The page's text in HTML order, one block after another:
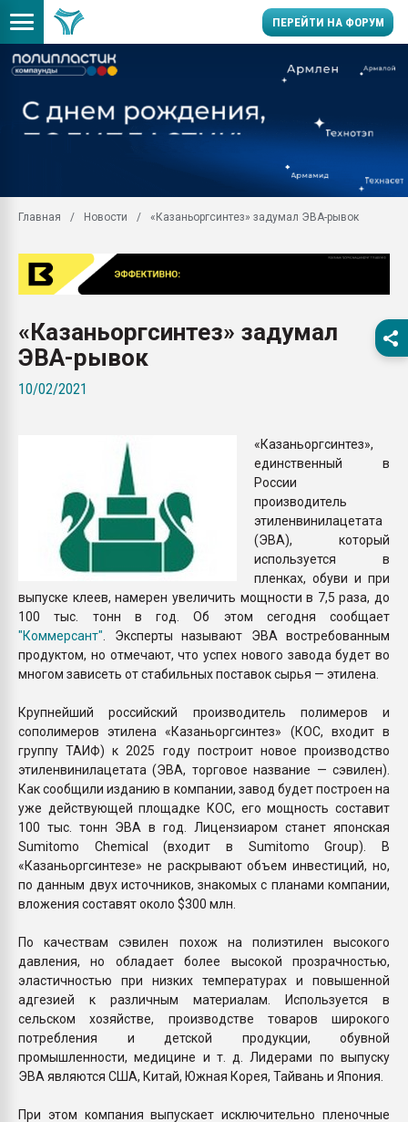
ПЕРЕЙТИ НА ФОРУМ
заводу пластмасс"
Помощь в подборе
Вакуум-формовочные
первый план в
пластмасс
бутылок
Главная Новости «Казаньоргсинтез» задумал ЭВА-рывок
«Казаньоргсинтез» задумал
ЭВА-рывок
10/02/2021
«Казаньоргсинтез»,
единственный в
России
производитель
этиленвинилацетата
(ЭВА), который
используется в
пленках, обуви и при
выпуске клеев, намерен увеличить мощности в 7,5 раза, до
100 тыс. тонн в год. Об этом сегодня сообщает
"Коммерсант" . Эксперты называют ЭВА востребованным
продуктом, но отмечают, что успех нового завода будет во
многом зависеть от стабильных поставок сырья — этилена.
Крупнейший российский производитель полимеров и
сополимеров этилена «Казаньоргсинтез» (КОС, входит в
группу ТАИФ) к 2025 году построит новое производство
этиленвинилацетата (ЭВА, торговое название — сэвилен).
Как сообщили изданию в компании, завод будет построен на
уже действующей площадке КОС, его мощность составит
100 тыс. тонн ЭВА в год. Лицензиаром станет японская
Sumitomo Chemical (входит в Sumitomo Group). В
«Казаньоргсинтезе» не раскрывают объем инвестиций, но,
по данным двух источников, знакомых с планами компании,
вложения составят около $300 млн.
По качествам сэвилен похож на полиэтилен высокого
давления, но обладает более высокой прозрачностью,
эластичностью при низких температурах и повышенной
адгезией к различным материалам. Используется в
сельском хозяйстве, производстве товаров широкого
потребления и детской продукции, обувной
промышленности, медицине и т. д. Лидерами по выпуску
ЭВА являются США, Китай, Южная Корея, Тайвань и Япония.
При этом компания выпускает исключительно пленочные